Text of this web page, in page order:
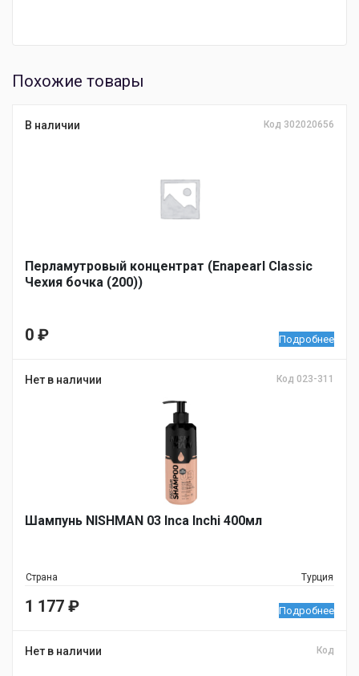
Похожие товары
В наличии Код 302020656
Перламутровый концентрат (Enapearl Classic
Чехия бочка (200))
0 ₽ Подробнее
Нет в наличии Код 023-311
Шампунь NISHMAN 03 Inca Inchi 400мл
Страна Турция
1 177 ₽ Подробнее
Нет в наличии Код